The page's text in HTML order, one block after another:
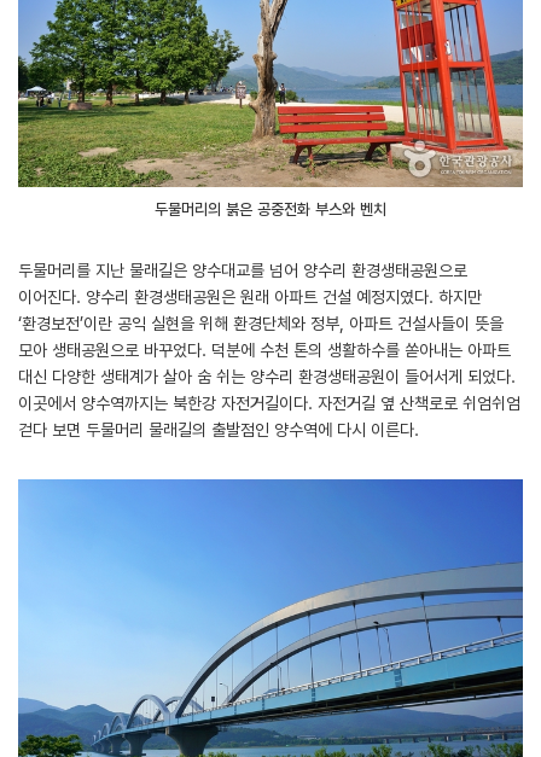
두물머리의 붉은 공중전화 부스와 벤치
두물머리를 지난 물래길은 양수대교를 넘어 양수리 환경생태공원으로
이어진다. 양수리 환경생태공원은 원래 아파트 건설 예정지였다. 하지만
‘환경보전’이란 공익 실현을 위해 환경단체와 정부, 아파트 건설사들이 뜻을
모아 생태공원으로 바꾸었다. 덕분에 수천 톤의 생활하수를 쏟아내는 아파트
대신 다양한 생태계가 살아 숨 쉬는 양수리 환경생태공원이 들어서게 되었다.
이곳에서 양수역까지는 북한강 자전거길이다. 자전거길 옆 산책로로 쉬엄쉬엄
걷다 보면 두물머리 물래길의 출발점인 양수역에 다시 이른다.